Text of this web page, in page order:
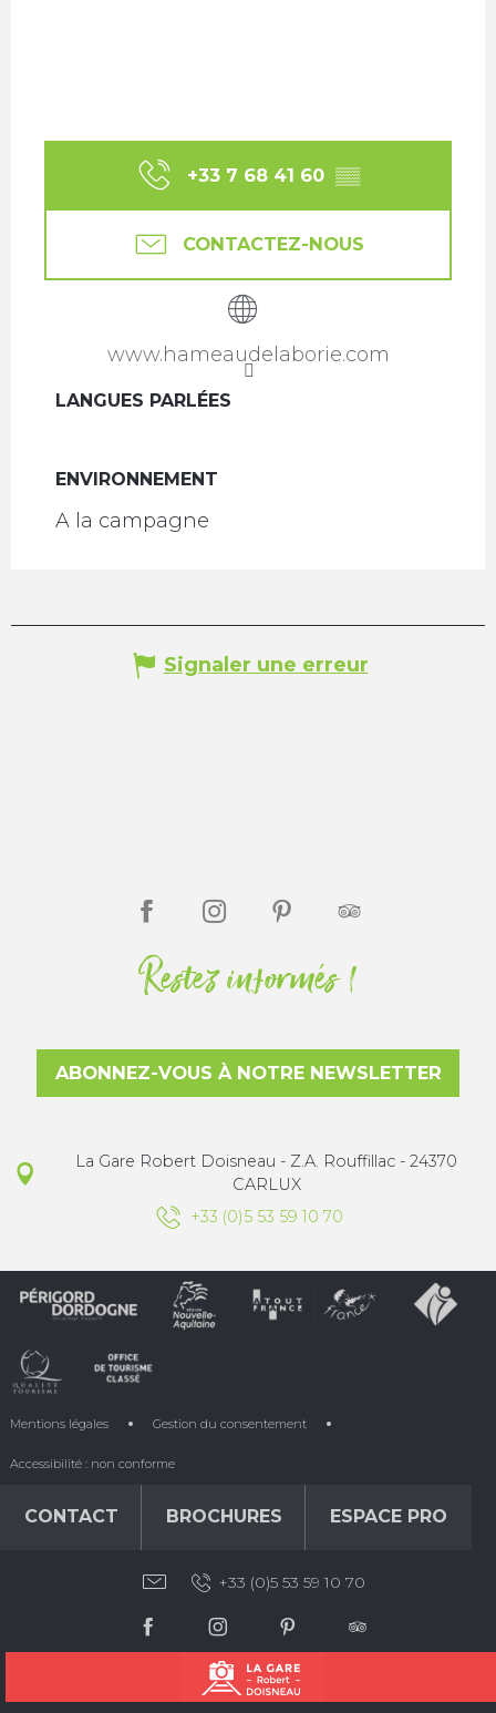
+33 7 68 41 60 ▒▒
CONTACTEZ-NOUS
www.hameaudelaborie.com
LANGUES PARLÉES
LANGUES PARLÉES
ENVIRONNEMENT
ENVIRONNEMENT
A la campagne
Signaler une erreur
Restez informés !
ABONNEZ-VOUS À NOTRE NEWSLETTER
La Gare Robert Doisneau - Z.A. Rouffillac - 24370
CARLUX
+33 (0)5 53 59 10 70
Mentions légales Gestion du consentement
Accessibilité : non conforme
CONTACT BROCHURES ESPACE PRO
+33 (0)5 53 59 10 70